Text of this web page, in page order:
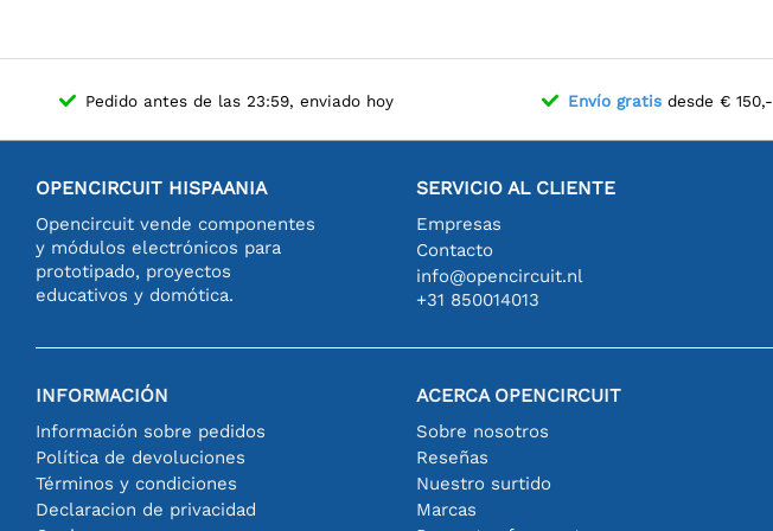
Pedido antes de las 23:59, enviado hoy Envío gratisdesde € 150,-
OPENCIRCUIT HISPAANIA
Opencircuit vende componentes
y módulos electrónicos para
prototipado, proyectos
educativos y domótica.
SERVICIO AL CLIENTE
Empresas
Contacto
info@opencircuit.nl
+31 850014013
INFORMACIÓN
Información sobre pedidos
Política de devoluciones
Términos y condiciones
Declaracion de privacidad
ACERCA OPENCIRCUIT
Sobre nosotros
Reseñas
Nuestro surtido
Marcas